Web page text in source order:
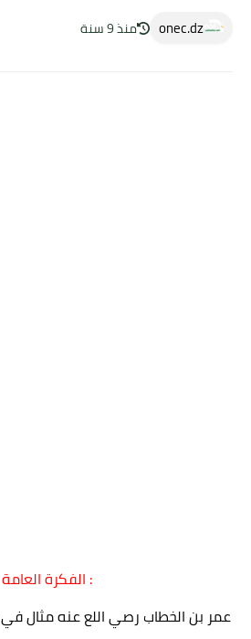
onec.dz منذ 9 سنة
الفكرة العامة :
عمر بن الخطاب رصي اللع عنه مثال